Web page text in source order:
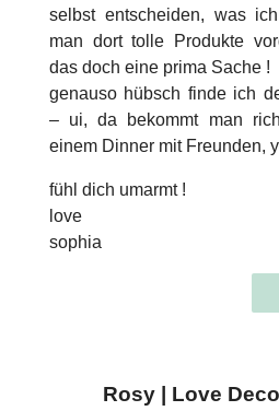
selbst entscheiden, was
man dort tolle Produkte
das doch eine prima Sache !
genauso hübsch finde ich
– ui, da bekommt man
einem Dinner mit Freunden,
fühl dich umarmt !
love
sophia
Rosy | Love